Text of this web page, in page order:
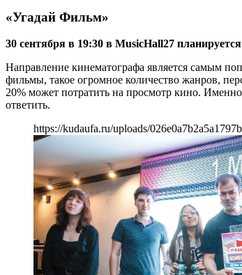
«Угадай Фильм»
30 сентября в 19:30 в MusicHall27
Направление кинематографа является самым
фильмы, такое огромное количество жанров,
20% может потратить на просмотр кино.
ответить.
https://kudaufa.ru/uploads/